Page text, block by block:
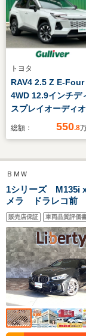
トヨタ
RAV4 2.5 Z E-Four
4WD 12.9インチデ
スプレイオーディ
パノラミックビュー
ルインナーミラー/
ワーバックドア/合皮
シート/シートヒー
ー/ベンチレーショ
禁煙車
総額： 550.8
ＢＭＷ
1シリーズ M135i
メラ ドラレコ前
ットモニター パ
子パーキング パ
ーナーセンサー
販売店保証 車両品質評価